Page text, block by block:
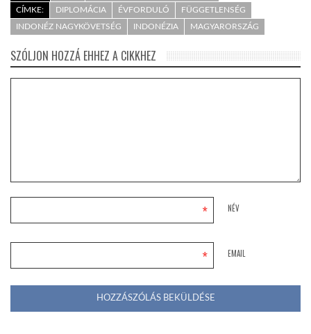
CÍMKE:
DIPLOMÁCIA ÉVFORDULÓ
FÜGGETLENSÉG
INDONÉZ NAGYKÖVETSÉG
INDONÉZIA MAGYARORSZÁG
SZÓLJON HOZZÁ EHHEZ A CIKKHEZ
NÉV
*
EMAIL
*